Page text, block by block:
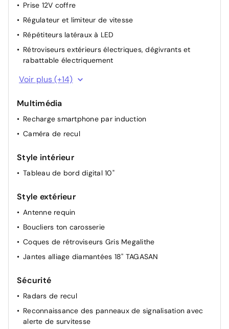
Prise 12V coffre
Régulateur et limiteur de vitesse
Répétiteurs latéraux à LED
Rétroviseurs extérieurs électriques, dégivrants et
rabattable électriquement
Siège conducteur semi - électrique
Volant réglable en hauteur et en profondeur
Volant Soft Feel
Barres de toit longitudinales
Carte mains libres
Climatisation automatique bi-zone
Console centrale haute avec accoudoir
Direction assistée
Feux de croisement à LED
Hayon électrique
Lève-vitres AR électriques
Voir plus (+14)
Multimédia
Recharge smartphone par induction
Caméra de recul
Style intérieur
Tableau de bord digital 10"
Style extérieur
Antenne requin
Boucliers ton carosserie
Coques de rétroviseurs Gris Megalithe
Jantes alliage diamantées 18'' TAGASAN
Sécurité
Radars de recul
Reconnaissance des panneaux de signalisation avec
alerte de survitesse